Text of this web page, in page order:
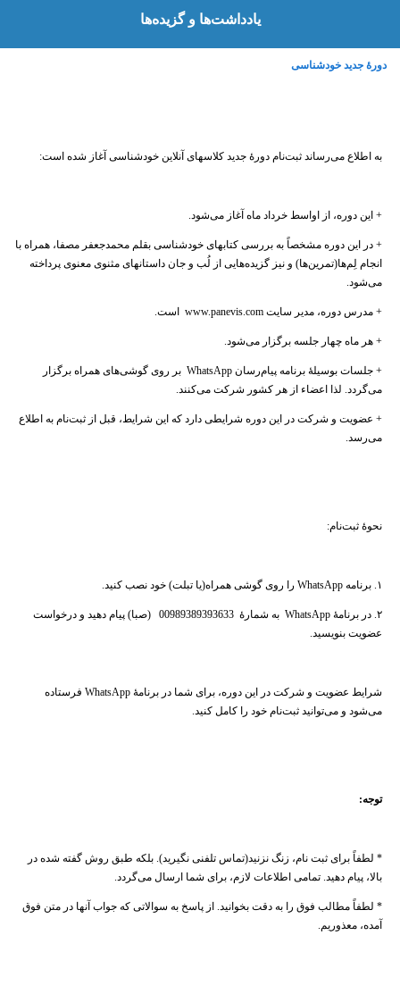
یادداشت‌‌ها و گزیده‌ها
دورهٔ جدید خودشناسی
به اطلاع می‌رساند ثبت‌نام دورهٔ جدید کلاسهای آنلاین خودشناسی آغاز شده است:
+ این دوره، از​​ اوا​سط خرداد ماه آغاز می‌شود.
+ در این​​ دوره مشخصاً به بررسی کتابهای خودشناسی بقلم محمدجعفر مصفا، همراه با
انجام لِم‌ها(تمرین‌ها) و نیز گزیده‌هایی از لُب ​​و جان داستانهای مثنوی معنوی پرداخته
می‌شود.
+ مدرس دوره، مدیر سایت www.panevis.com است​.​​​​
+ هر ماه چهار جلسه برگزار می‌شود.
+ جلسات بوسیلهٔ برنامه پیام‌رسان WhatsApp بر روی گوشی‌های همراه برگزار
می‌گردد. لذا اعضاء از هر ​کشور شرکت می‌کنند.
+ عضویت و شرکت در این دوره شرایطی دارد که این شرایط، قبل از ثبت‌نام به اطلاع
می‌رسد.
نحوهٔ ثبت‌نام:
۱. برنامه WhatsApp​ ​را روی گوشی همراه(یا تبلت) خود نصب کنید.
۲. در برنامهٔ WhatsApp به شمارهٔ 00989389393633 (صبا) پیام​ دهید و درخواست
عضویت ​بنویسید.
شرایط عضویت و شرکت در این دوره، برای شما ​در برنامهٔ WhatsApp ​فرستاده
می‌شود و می‌توانید ثبت‌نام خود را کامل کنید.
توجه:
* لطفاً برای ثبت نام، زنگ نزنید(تماس تلفنی نگیرید). بلکه ​طبق​ روش گفته شده در
بالا، پیام دهید. تمامی اطلاعات لازم، برای شما ارسال می‌گردد.
* لطفاً مطالب فوق را به دقت بخوانید. از پاسخ به سوالاتی که جواب آنها در متن فوق
آمده، معذوریم.